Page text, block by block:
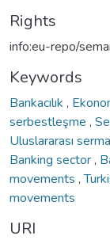
Rights
info:eu-repo/
Keywords
Bankacılık ,
serbestleşme ,
Uluslararası
Banking sector,
movements ,
movements
URI